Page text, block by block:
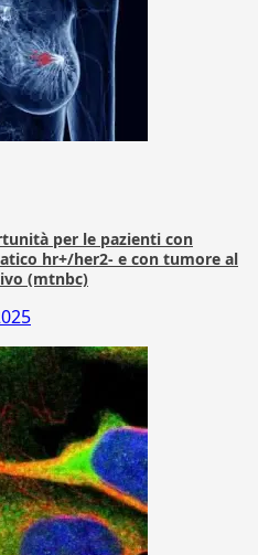
per le pazienti con
hr+/her2- e con tumore al
(mtnbc)